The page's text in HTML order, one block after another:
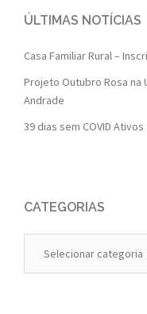
ÚLTIMAS NOTÍCIAS
Casa Familiar Rural –
Projeto Outubro Rosa na
Andrade
39 dias sem COVID Ativos
CATEGORIAS